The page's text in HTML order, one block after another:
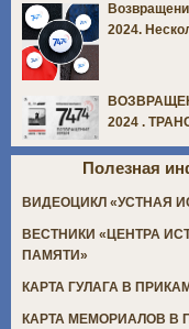
2024.
2024 .
Полезная
ВИДЕОЦИКЛ «УСТНАЯ
ВЕСТНИКИ «ЦЕНТРА
ПАМЯТИ»
КАРТА ГУЛАГА В
КАРТА МЕМОРИАЛОВ В